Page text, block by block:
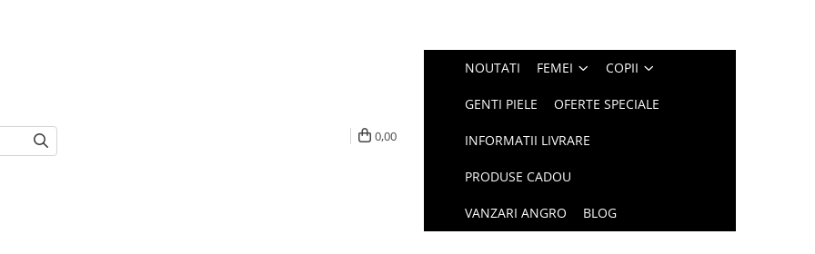
0,00
NOUTATI FEMEI COPII
GENTI PIELE OFERTE SPECIALE
INFORMATII LIVRARE
PRODUSE CADOU
VANZARI ANGRO BLOG